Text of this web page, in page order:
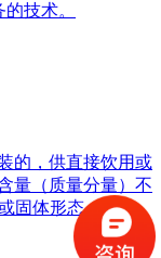
技术。
的，供直接饮用或
量（质量分量）不
固体形态，它的